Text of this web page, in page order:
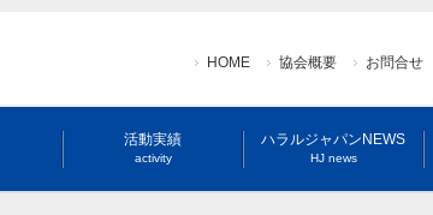
HOME 協会概要 お問合せ
活動実績
activity
ハラルジャパンNEWS
HJ news